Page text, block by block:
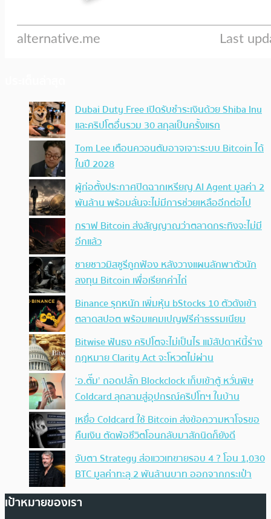
Dubai Duty Free เปิดรับชำระเงินด้วย Shiba Inu
และคริปโตอื่นรวม 30 สกุลเป็นครั้งแรก
Tom Lee เตือนควอนตัมอาจเจาะระบบ Bitcoin ได้
ในปี 2028
ผู้ก่อตั้งประกาศปิดฉากเหรียญ AI Agent มูลค่า 2
พันล้าน พร้อมลั่นจะไม่มีการช่วยเหลืออีกต่อไป
กราฟ Bitcoin ส่งสัญญาณว่าตลาดกระทิงจะไม่มี
อีกแล้ว
ชายชาวมิสซูรีถูกฟ้อง หลังวางแผนลักพาตัวนัก
ลงทุน Bitcoin เพื่อเรียกค่าไถ่
Binance รุกหนัก เพิ่มหุ้น bStocks 10 ตัวดังเข้า
ตลาดสปอต พร้อมแคมเปญฟรีค่าธรรมเนียม
Bitwise ฟันธง คริปโตจะไม่เป็นไร แม้สัปดาห์นี้ร่าง
กฎหมาย Clarity Act จะโหวตไม่ผ่าน
‘อ.ตั๊ม’ ถอดปลั้ก Blockclock เก็บเข้าตู้ หวั่นพิษ
Coldcard ลุกลามสู่อุปกรณ์คริปโทฯ ในบ้าน
เหยื่อ Coldcard ใช้ Bitcoin ส่งข้อความหาโจรขอ
คืนเงิน ตัดพ้อชีวิตโอนกลับมาสักนิดก็ยังดี
จับตา Strategy ส่อแววเทขายรอบ 4 ? โอน 1,030
BTC มูลค่าทะลุ 2 พันล้านบาท ออกจากกระเป๋า
เป้าหมายของเรา